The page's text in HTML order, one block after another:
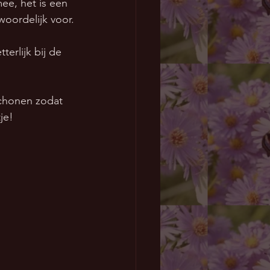
het is een
voor.
bij de
zodat